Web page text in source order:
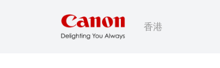
香港